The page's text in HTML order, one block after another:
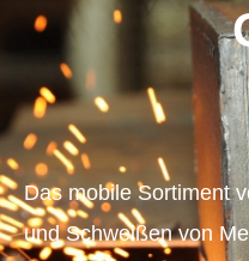
Das mobile Sortiment
und Schweißen von